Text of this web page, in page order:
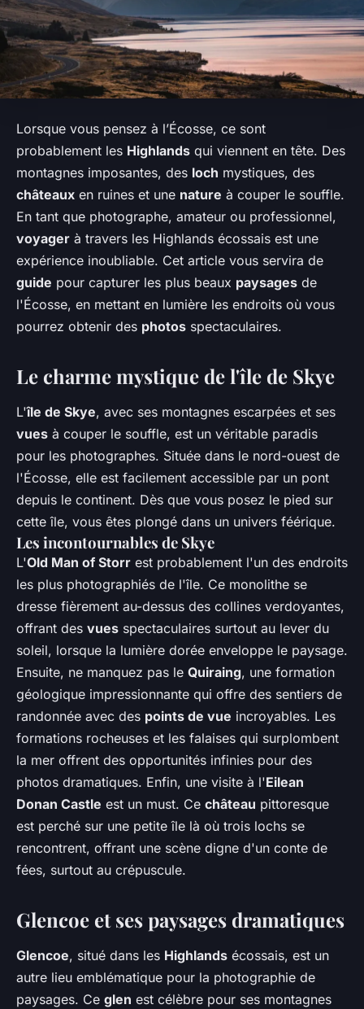
Lorsque vous pensez à l’Écosse, ce sont
probablement les Highlands qui viennent en tête. Des
montagnes imposantes, des loch mystiques, des
châteaux en ruines et une nature à couper le souffle.
En tant que photographe, amateur ou professionnel,
voyager à travers les Highlands écossais est une
expérience inoubliable. Cet article vous servira de
guide pour capturer les plus beaux paysages de
l'Écosse, en mettant en lumière les endroits où vous
pourrez obtenir des photos spectaculaires.
Le charme mystique de l'île de Skye
L'île de Skye, avec ses montagnes escarpées et ses
vues à couper le souffle, est un véritable paradis
pour les photographes. Située dans le nord-ouest de
l'Écosse, elle est facilement accessible par un pont
depuis le continent. Dès que vous posez le pied sur
cette île, vous êtes plongé dans un univers féérique.
Les incontournables de Skye
L'Old Man of Storr est probablement l'un des endroits
les plus photographiés de l'île. Ce monolithe se
dresse fièrement au-dessus des collines verdoyantes,
offrant des vues spectaculaires surtout au lever du
soleil, lorsque la lumière dorée enveloppe le paysage.
Ensuite, ne manquez pas le Quiraing, une formation
géologique impressionnante qui offre des sentiers de
randonnée avec des points de vue incroyables. Les
formations rocheuses et les falaises qui surplombent
la mer offrent des opportunités infinies pour des
photos dramatiques. Enfin, une visite à l'Eilean
Donan Castle est un must. Ce château pittoresque
est perché sur une petite île là où trois lochs se
rencontrent, offrant une scène digne d'un conte de
fées, surtout au crépuscule.
Glencoe et ses paysages dramatiques
Glencoe, situé dans les Highlands écossais, est un
autre lieu emblématique pour la photographie de
paysages. Ce glen est célèbre pour ses montagnes